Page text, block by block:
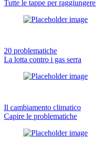
Tutte le tappe per
20 problematiche
La lotta contro i gas serra
Il cambiamento climatico
Capire le problematiche